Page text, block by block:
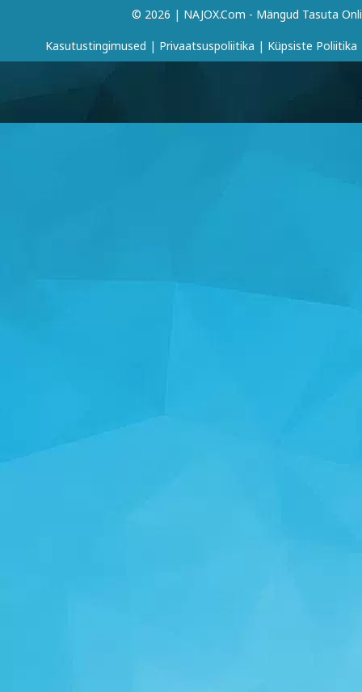
© 2026 | NAJOX.com - Mängud Tasuta
Kasutustingimused | Privaatsuspoliitika | Küpsiste Poliitika